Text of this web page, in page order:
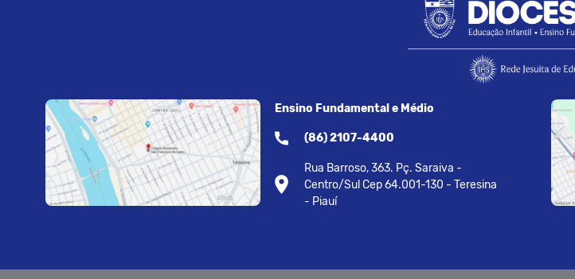
Ensino Fundamental e Médio
(86) 2107-4400
Rua Barroso, 363. Pç. Saraiva -
Centro/Sul Cep 64.001-130 - Teresina
- Piauí